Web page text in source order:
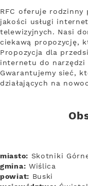
RFC oferuje rodzinny
jakości usługi
telewizyjnych. Nasi
ciekawą propozycję,
Propozycja dla
internetu do
Gwarantujemy sieć,
działających na
miasto: Skotniki
gmina: Wiślica
powiat: Buski